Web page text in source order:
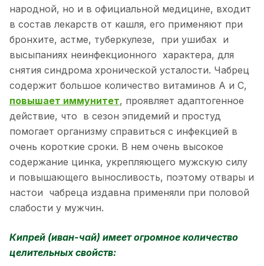
народной, но и в официальной медицине, входит
в состав лекарств от кашля, его применяют при
бронхите, астме, туберкулезе, при ушибах и
высыпаниях неинфекционного характера, для
снятия синдрома хронической усталости. Чабрец
содержит большое количество витаминов А и С,
повышает иммунитет, проявляет адаптогенное
действие, что в сезон эпидемий и простуд
помогает организму справиться с инфекцией в
очень короткие сроки. В нем очень высокое
содержание цинка, укрепляющего мужскую силу
и повышающего выносливость, поэтому отвары и
настои чабреца издавна применяли при половой
слабости у мужчин.
Кипрей (иван-чай) имеет огромное количество
целительных свойств: